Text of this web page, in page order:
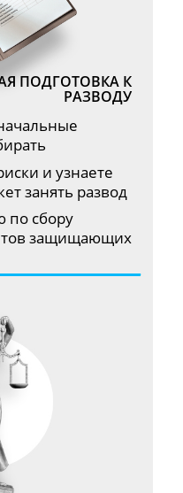
ПОДГОТОВКА К
РАЗВОДУ
и узнаете
занять развод
по сбору
защищающих